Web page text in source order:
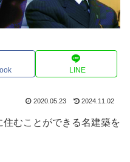
LINE
2020.05.23 2024.11.02
むことができる名建築を